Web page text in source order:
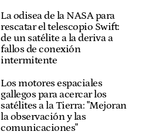
La odisea de la NASA para
rescatar el telescopio Swift:
de un satélite a la deriva a
fallos de conexión
intermitente
Los motores espaciales
gallegos para acercar los
satélites a la Tierra: "Mejoran
la observación y las
comunicaciones"